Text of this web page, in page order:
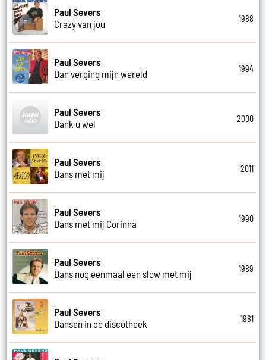
Paul Severs
Crazy van jou
1988
Paul Severs
Dan verging mijn wereld
1994
Paul Severs
Dank u wel
2000
Paul Severs
Dans met mij
2011
Paul Severs
Dans met mij Corinna
1990
Paul Severs
Dans nog eenmaal een slow met mij
1989
Paul Severs
Dansen in de discotheek
1981